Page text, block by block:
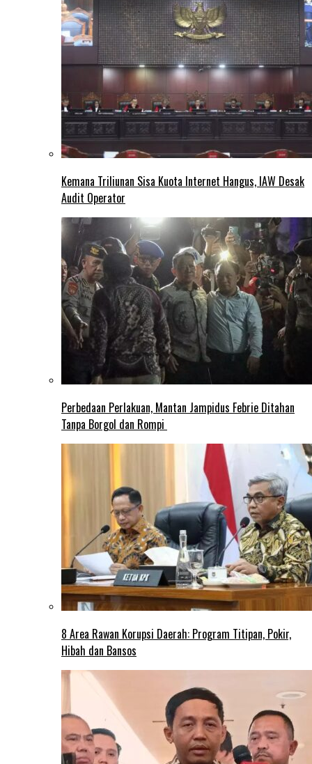
Kemana Triliunan Sisa Kuota Internet Hangus, IAW Desak
Audit Operator
Perbedaan Perlakuan, Mantan Jampidus Febrie Ditahan
Tanpa Borgol dan Rompi
8 Area Rawan Korupsi Daerah: Program Titipan, Pokir,
Hibah dan Bansos